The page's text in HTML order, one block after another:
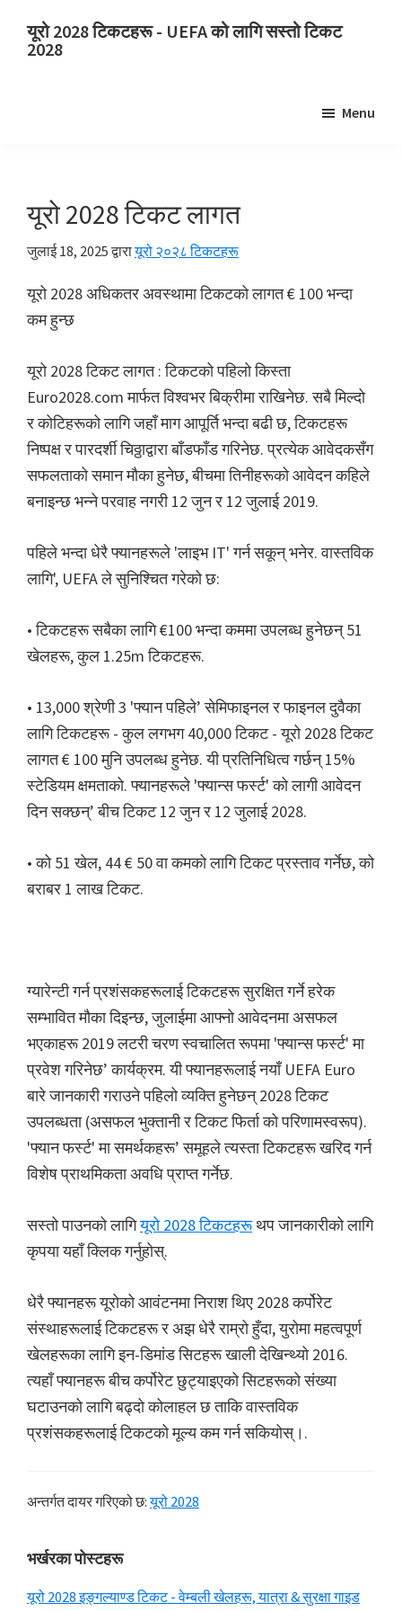
सामग्रीमा
साइडबारमा
यूरो 2028 टिकटहरू - UEFA को लागि सस्तो टिकट
2028
UEFA
युरोपियन
फुटबल
च्याम्पियनशिप
टिकट,
वेम्बली
लन्डन,
म्यानचेसर,
कार्डिफ,
सामांत्र
Menu
यूरो 2028 टिकट लागत
जुलाई 18, 2025द्वारायूरो २०२८ टिकटहरू
यूरो 2028 अधिकतर अवस्थामा टिकटको लागत € 100 भन्दा
कम हुन्छ
यूरो 2028 टिकट लागत : टिकटको पहिलो किस्ता
Euro2028.com मार्फत विश्वभर बिक्रीमा राखिनेछ. सबै मिल्दो
र कोटिहरूको लागि जहाँ माग आपूर्ति भन्दा बढी छ, टिकटहरू
निष्पक्ष र पारदर्शी चिठ्ठाद्वारा बाँडफाँड गरिनेछ. प्रत्येक आवेदकसँग
सफलताको समान मौका हुनेछ, बीचमा तिनीहरूको आवेदन कहिले
बनाइन्छ भन्ने परवाह नगरी 12 जुन र 12 जुलाई 2019.
पहिले भन्दा धेरै फ्यानहरूले 'लाइभ IT' गर्न सकून् भनेर. वास्तविक
लागि', UEFA ले सुनिश्चित गरेको छ:
• टिकटहरू सबैका लागि €100 भन्दा कममा उपलब्ध हुनेछन् 51
खेलहरू, कुल 1.25m टिकटहरू.
• 13,000 श्रेणी 3 'फ्यान पहिले’ सेमिफाइनल र फाइनल दुवैका
लागि टिकटहरू - कुल लगभग 40,000 टिकट - यूरो 2028 टिकट
लागत € 100 मुनि उपलब्ध हुनेछ. यी प्रतिनिधित्व गर्छन् 15%
स्टेडियम क्षमताको. फ्यानहरूले 'फ्यान्स फर्स्ट' को लागी आवेदन
दिन सक्छन्’ बीच टिकट 12 जुन र 12 जुलाई 2028.
• को 51 खेल, 44 € 50 वा कमको लागि टिकट प्रस्ताव गर्नेछ, को
बराबर 1 लाख टिकट.
ग्यारेन्टी गर्न प्रशंसकहरूलाई टिकटहरू सुरक्षित गर्ने हरेक
सम्भावित मौका दिइन्छ, जुलाईमा आफ्नो आवेदनमा असफल
भएकाहरू 2019 लटरी चरण स्वचालित रूपमा 'फ्यान्स फर्स्ट' मा
प्रवेश गरिनेछ’ कार्यक्रम. यी फ्यानहरूलाई नयाँ UEFA Euro
बारे जानकारी गराउने पहिलो व्यक्ति हुनेछन् 2028 टिकट
उपलब्धता (असफल भुक्तानी र टिकट फिर्ता को परिणामस्वरूप).
'फ्यान फर्स्ट' मा समर्थकहरू’ समूहले त्यस्ता टिकटहरू खरिद गर्न
विशेष प्राथमिकता अवधि प्राप्त गर्नेछ.
सस्तो पाउनको लागियूरो 2028 टिकटहरूथप जानकारीको लागि
कृपया यहाँ क्लिक गर्नुहोस्.
धेरै फ्यानहरू यूरोको आवंटनमा निराश थिए 2028 कर्पोरेट
संस्थाहरूलाई टिकटहरू र अझ धेरै राम्रो हुँदा, युरोमा महत्वपूर्ण
खेलहरूका लागि इन-डिमांड सिटहरू खाली देखिन्थ्यो 2016.
त्यहाँ फ्यानहरू बीच कर्पोरेट छुट्याइएको सिटहरूको संख्या
घटाउनको लागि बढ्दो कोलाहल छ ताकि वास्तविक
प्रशंसकहरूलाई टिकटको मूल्य कम गर्न सकियोस्।.
अन्तर्गत दायर गरिएको छ:यूरो 2028
प्राथमिक
साइडबार
भर्खरका पोस्टहरू
यूरो 2028 इङ्गल्याण्ड टिकट - वेम्बली खेलहरू, यात्रा & सुरक्षा गाइड